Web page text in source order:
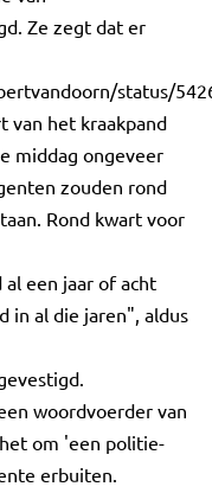
Ze zegt dat er
status/
van het kraakpand
middag ongeveer
zouden rond
Rond kwart voor
een jaar of acht
in al die jaren", aldus
woordvoerder van
om 'een politie-
erbuiten.